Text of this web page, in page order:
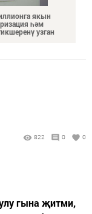
якын
һәм
узган
822 0 0
гына җитми,